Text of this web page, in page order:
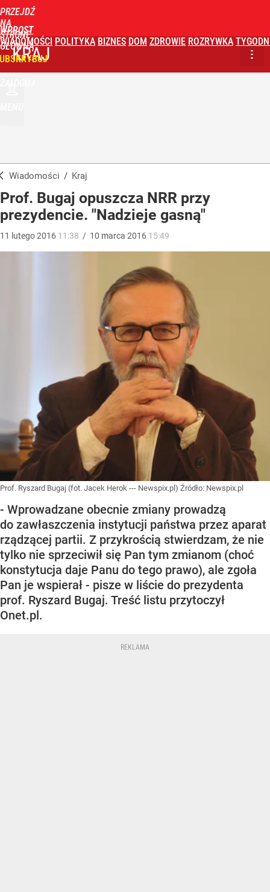
PRZEJDŹ
NA
STRONĘ
GŁÓWNĄ
WPROST
WIADOMOŚCI POLITYKA BIZNES DOM ZDROWIE ROZRYWKA
KRAJ
Wiadomości / Kraj
Prof. Bugaj opuszcza NRR przy
prezydencie. "Nadzieje gasną"
11 lutego2016 11:38 / 10 marca 2016 15:49
Prof. Ryszard Bugaj (fot. Jacek Herok --- Newspix.pl) Źródło: Newspix.pl
- Wprowadzane obecnie zmiany prowadzą
do zawłaszczenia instytucji państwa przez aparat
rządzącej partii. Z przykrością stwierdzam, że nie
tylko nie sprzeciwił się Pan tym zmianom (choć
konstytucja daje Panu do tego prawo), ale zgoła
Pan je wspierał - pisze w liście do prezydenta
prof. Ryszard Bugaj. Treść listu przytoczył
Onet.pl.